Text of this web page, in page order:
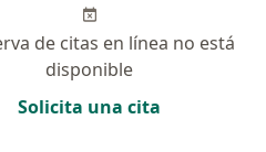
de citas en línea no está
disponible
Solicita una cita